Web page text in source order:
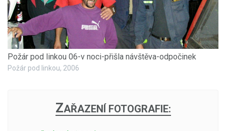
Požár pod linkou 06-v noci-přišla návštěva-odpočinek
Požár pod linkou, 2006
ZAŘAZENÍ FOTOGRAFIE: